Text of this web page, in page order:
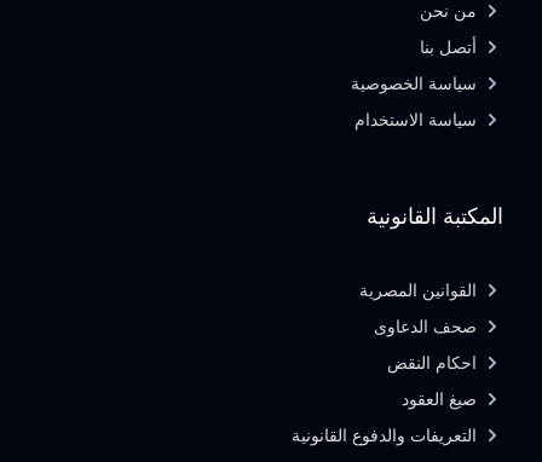
المكتبة القانونية
القوانين المصرية
صحف الدعاوى
احكام النقض
صيغ العقود
التعريفات والدفوع القانونية
من نحن
أتصل بنا
سياسة الخصوصية
سياسة الاستخدام